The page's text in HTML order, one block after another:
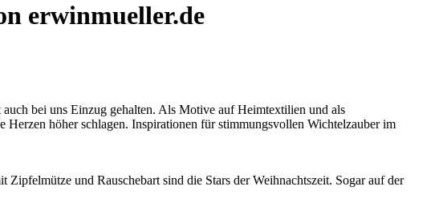
erwinmueller.de
bei uns Einzug gehalten. Als Motive auf Heimtextilien und als
höher schlagen. Inspirationen für stimmungsvollen Wichtelzauber im
und Rauschebart sind die Stars der Weihnachtszeit. Sogar auf der